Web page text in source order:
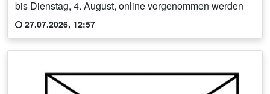
bis Dienstag, 4. August, online vorgenommen werden
27.07.2026, 12:57